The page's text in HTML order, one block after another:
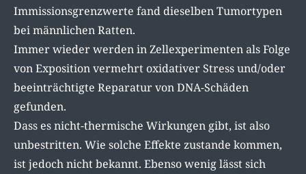
Immissionsgrenzwerte fand dieselben Tumortypen
bei männlichen Ratten.
Immer wieder werden in Zellexperimenten als Folge
von Exposition vermehrt oxidativer Stress und/oder
beeinträchtigte Reparatur von DNA-Schäden
gefunden.
Dass es nicht-thermische Wirkungen gibt, ist also
unbestritten. Wie solche Effekte zustande kommen,
ist jedoch nicht bekannt. Ebenso wenig lässt sich